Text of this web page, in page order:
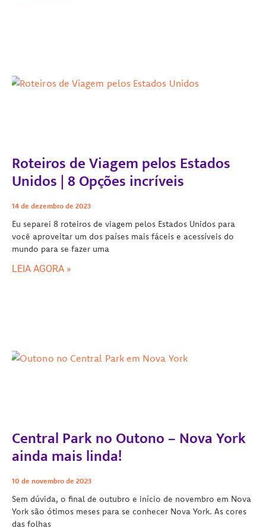
Roteiros de Viagem pelos Estados
Unidos | 8 Opções incríveis
14 de dezembro de 2023
Eu separei 8 roteiros de viagem pelos Estados Unidos para
você aproveitar um dos países mais fáceis e acessíveis do
mundo para se fazer uma
LEIA AGORA »
Central Park no Outono – Nova York
ainda mais linda!
10 de novembro de 2023
Sem dúvida, o final de outubro e início de novembro em Nova
York são ótimos meses para se conhecer Nova York. As cores
das folhas